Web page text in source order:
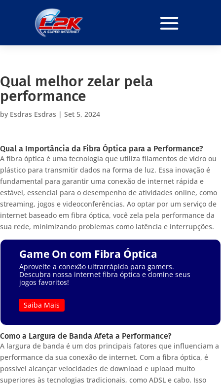
Qual melhor zelar pela
performance
by Esdras Esdras | Set 5, 2024
Qual a Importância da Fibra Óptica para a Performance?
A fibra óptica é uma tecnologia que utiliza filamentos de vidro ou
plástico para transmitir dados na forma de luz. Essa inovação é
fundamental para garantir uma conexão de internet rápida e
estável, essencial para o desempenho de atividades online, como
streaming, jogos e videoconferências. Ao optar por um serviço de
internet baseado em fibra óptica, você zela pela performance da
sua rede, minimizando problemas como latência e interrupções.
Game On com Fibra Óptica
Aproveite a conexão ultrarrápida para gamers.
Descubra nossa internet fibra óptica e domine seus
jogos favoritos!
Saiba Mais
Como a Largura de Banda Afeta a Performance?
A largura de banda é um dos principais fatores que influenciam a
performance da sua conexão de internet. Com a fibra óptica, é
possível alcançar velocidades de download e upload muito
superiores às tecnologias tradicionais, como ADSL e cabo. Isso